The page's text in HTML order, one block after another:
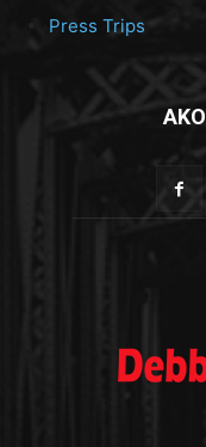
Press Trips